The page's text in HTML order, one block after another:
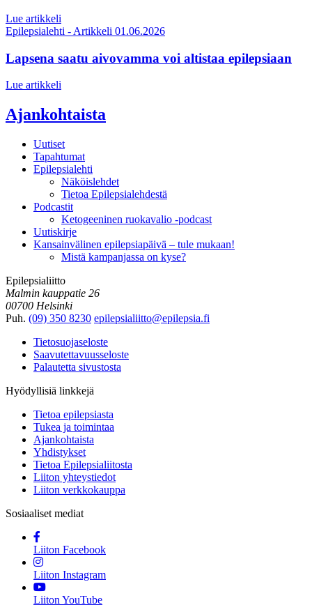
Lue artikkeli
Epilepsialehti - Artikkeli 01.06.2026
Lapsena saatu aivovamma voi altistaa epilepsiaan
Lue artikkeli
Ajankohtaista
Uutiset
Tapahtumat
Epilepsialehti
Näköislehdet
Tietoa Epilepsialehdestä
Podcastit
Ketogeeninen ruokavalio -podcast
Uutiskirje
Kansainvälinen epilepsiapäivä – tule mukaan!
Mistä kampanjassa on kyse?
Epilepsialiitto
Malmin kauppatie 26
00700 Helsinki
Puh. (09) 350 8230 epilepsialiitto@epilepsia.fi
Tietosuojaseloste
Saavutettavuusseloste
Palautetta sivustosta
Hyödyllisiä linkkejä
Tietoa epilepsiasta
Tukea ja toimintaa
Ajankohtaista
Yhdistykset
Tietoa Epilepsialiitosta
Liiton yhteystiedot
Liiton verkkokauppa
Sosiaaliset mediat
Liiton Facebook
Liiton Instagram
Liiton YouTube